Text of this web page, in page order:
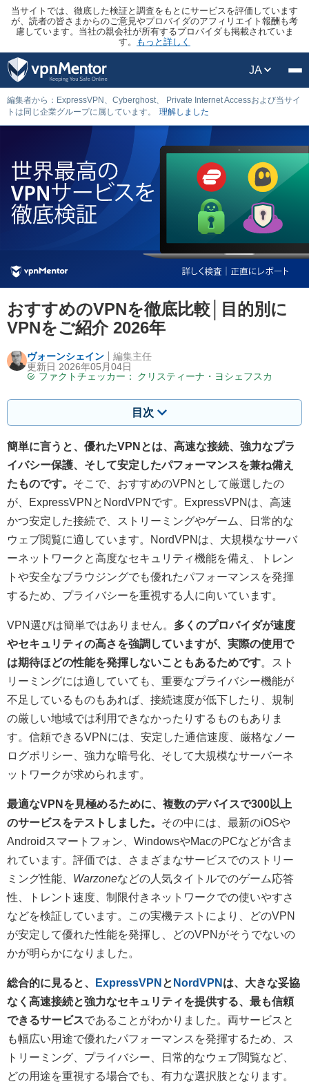
当サイトでは、徹底した検証と調査をもとにサービスを評価しています
が、読者の皆さまからのご意見やプロバイダのアフィリエイト報酬も考
慮しています。当社の親会社が所有するプロバイダも掲載されていま
す。
もっと詳しく
JA
編集者から：ExpressVPN、Cyberghost、 Private Internet Accessおよび当サイ
トは同じ企業グループに属しています。
理解しました
おすすめのVPNを徹底比較│目的別に
VPNをご紹介 2026年
ヴォーンシェイン
更新日 2026年05月04日
ファクトチェッカー：
クリスティーナ・ヨシェフスカ
編集主任
目次
簡単に言うと、優れたVPNとは、高速な接続、強力なプラ
イバシー保護、そして安定したパフォーマンスを兼ね備え
たものです。 そこで、おすすめのVPNとして厳選したの
が、ExpressVPNとNordVPNです。ExpressVPNは、高速
かつ安定した接続で、ストリーミングやゲーム、日常的な
ウェブ閲覧に適しています。NordVPNは、大規模なサーバ
ーネットワークと高度なセキュリティ機能を備え、トレン
トや安全なブラウジングでも優れたパフォーマンスを発揮
するため、プライバシーを重視する人に向いています。
VPN選びは簡単ではありません。 多くのプロバイダが速度
やセキュリティの高さを強調していますが、実際の使用で
は期待ほどの性能を発揮しないこともあるためです。スト
リーミングには適していても、重要なプライバシー機能が
不足しているものもあれば、接続速度が低下したり、規制
の厳しい地域では利用できなかったりするものもありま
す。信頼できるVPNには、安定した通信速度、厳格なノー
ログポリシー、強力な暗号化、そして大規模なサーバーネ
ットワークが求められます。
最適なVPNを見極めるために、複数のデバイスで300以上
のサービスをテストしました。 その中には、最新のiOSや
Androidスマートフォン、WindowsやMacのPCなどが含ま
れています。評価では、さまざまなサービスでのストリー
ミング性能、 Warzoneなどの人気タイトルでのゲーム応答
性、トレント速度、制限付きネットワークでの使いやすさ
などを検証しています。この実機テストにより、どのVPN
が安定して優れた性能を発揮し、どのVPNがそうでないの
かが明らかになりました。
総合的に見ると、 ExpressVPN と NordVPN は、大きな妥協
なく高速接続と強力なセキュリティを提供する、最も信頼
できるサービスであることがわかりました。両サービスと
も幅広い用途で優れたパフォーマンスを発揮するため、ス
トリーミング、プライバシー、日常的なウェブ閲覧など、
どの用途を重視する場合でも、有力な選択肢となります。